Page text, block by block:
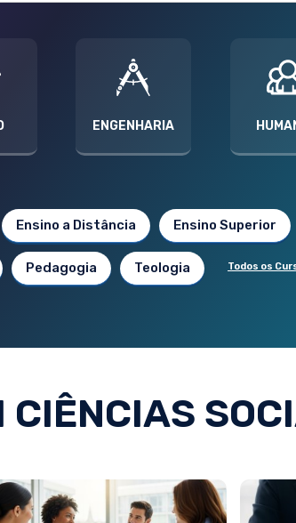
ENGENHARIA
Ensino a Distância Ensino Superior
Pedagogia Teologia Todos os